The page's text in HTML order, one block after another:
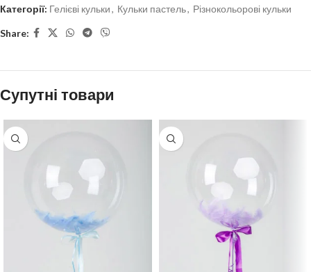
Категорії: Гелієві кульки, Кульки пастель, Різнокольорові кульки
Share:
Супутні товари